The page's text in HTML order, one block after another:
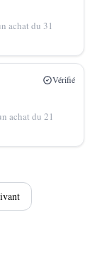
achat du 31
Vérifié
achat du 21